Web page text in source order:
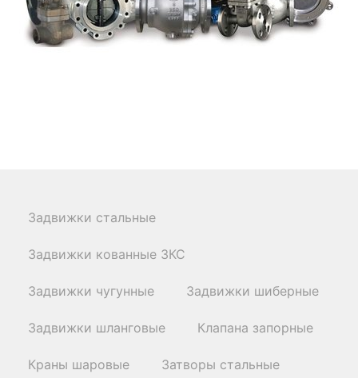
КАТАЛОГ
Задвижки стальные
Задвижки кованные ЗКС
Задвижки чугунные Задвижки шиберные
Задвижки шланговые Клапана запорные
Краны шаровые Затворы стальные